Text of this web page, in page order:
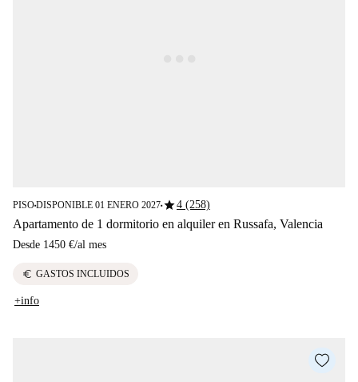
PISO■DISPONIBLE 01 ENERO 2027■star4 (258)
Apartamento de 1 dormitorio en alquiler en Russafa, Valencia
Desde 1450 €/al mes
euro GASTOS INCLUIDOS
+info